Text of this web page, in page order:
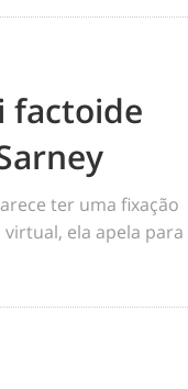
factoide
ter uma fixação
ela apela para